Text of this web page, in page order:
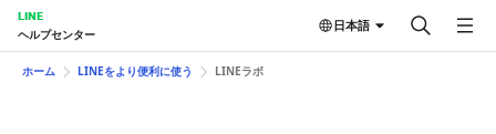
LINE
ヘルプセンター
日本語
ホーム LINEをより便利に使う LINEラボ